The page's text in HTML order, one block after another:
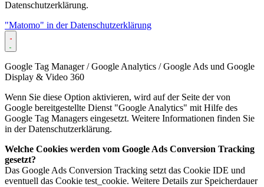
Datenschutzerklärung.
"Matomo" in der Datenschutzerklärung
Google Tag Manager / Google Analytics / Google Ads und Google
Display & Video 360
Wenn Sie diese Option aktivieren, wird auf der Seite der von
Google bereitgestellte Dienst "Google Analytics" mit Hilfe des
Google Tag Managers eingesetzt. Weitere Informationen finden Sie
in der Datenschutzerklärung.
Welche Cookies werden vom Google Ads Conversion Tracking
gesetzt?
Das Google Ads Conversion Tracking setzt das Cookie IDE und
eventuell das Cookie test_cookie. Weitere Details zur Speicherdauer